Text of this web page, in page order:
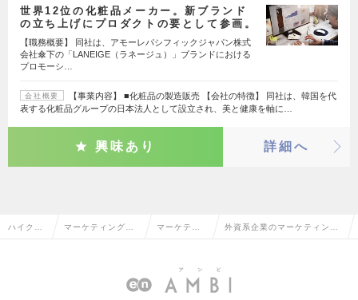
世界12位の化粧品メーカー。新ブランド
の立ち上げにプロダクトの要として参画。
【職務概要】 同社は、アモーレパシフィックジャパン株式
会社傘下の「LANEIGE（ラネージュ）」ブランドにおける
プロモーシ…
会社概要
【事業内容】 ■化粧品の製造販売 【会社の特徴】 同社は、韓国を代
表する化粧品グループの日本法人として設立され、美と健康を軸に…
興味あり 詳細へ
ハイクラ マーケティング・ マーケティ
企画
外資系企業のマーケティン
報一覧